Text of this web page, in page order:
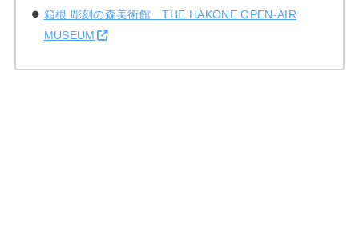
箱根 彫刻の森美術館 THE HAKONE OPEN-AIR
MUSEUM